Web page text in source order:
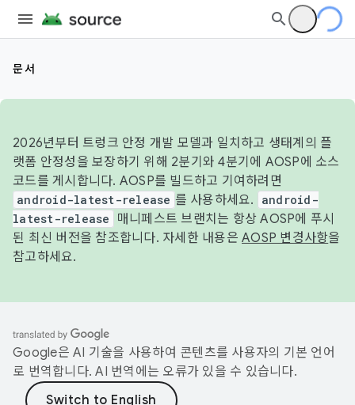
문서
2026년부터 트렁크 안정 개발 모델과 일치하고 생태계의 플
랫폼 안정성을 보장하기 위해 2분기와 4분기에 AOSP에 소스
코드를 게시합니다. AOSP를 빌드하고 기여하려면
android-latest-release 를 사용하세요.
android-
latest-release
매니페스트 브랜치는 항상 AOSP에 푸시
된 최신 버전을 참조합니다. 자세한 내용은 AOSP 변경사항을
참고하세요.
Google은 AI 기술을 사용하여 콘텐츠를 사용자의 기본 언어
로 번역합니다. AI 번역에는 오류가 있을 수 있습니다.